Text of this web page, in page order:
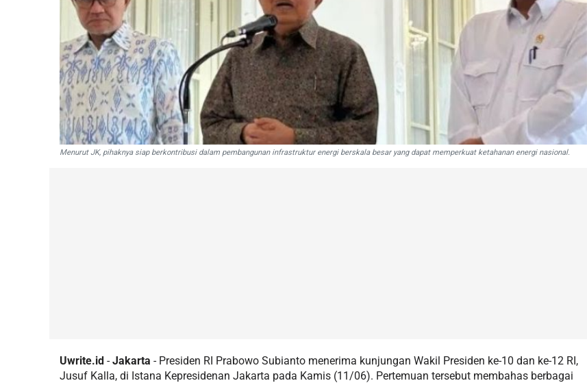
Menurut JK, pihaknya siap berkontribusi dalam pembangunan infrastruktur energi berskala besar yang dapat memperkuat ketahanan energi nasional.
Uwrite.id -Jakarta - Presiden RI Prabowo Subianto menerima kunjungan Wakil Presiden ke-10 dan ke-12 RI,
Jusuf Kalla, di Istana Kepresidenan Jakarta pada Kamis (11/06). Pertemuan tersebut membahas berbagai